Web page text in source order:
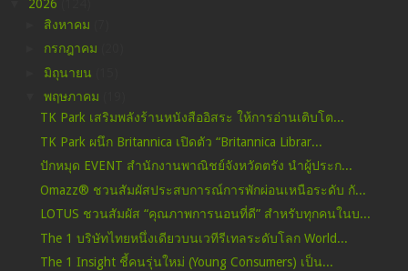
2026
สิงหาคม
กรกฎาคม
มิถุนายน
พฤษภาคม
TK Park เสริมพลังร้านหนังสืออิสระ ให้การอ่านเติบโต...
TK Park ผนึก Britannica เปิดตัว “Britannica Librar...
ปักหมุด EVENT สำนักงานพาณิชย์จังหวัดตรัง นำผู้ประก...
Omazz® ชวนสัมผัสประสบการณ์การพักผ่อนเหนือระดับ กั...
LOTUS ชวนสัมผัส “คุณภาพการนอนที่ดี” สำหรับทุกคนในบ...
The 1 บริษัทไทยหนึ่งเดียวบนเวทีรีเทลระดับโลก World...
The 1 Insight ชี้คนรุ่นใหม่ (Young Consumers) เป็น...